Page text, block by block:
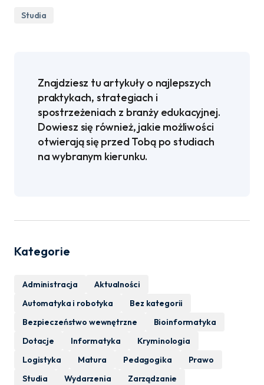
Studia
Znajdziesz tu artykuły o najlepszych
praktykach, strategiach i
spostrzeżeniach z branży edukacyjnej.
Dowiesz się również, jakie możliwości
otwierają się przed Tobą po studiach
na wybranym kierunku.
Kategorie
Administracja
Aktualności
Automatyka i robotyka
Bez kategorii
Bezpieczeństwo wewnętrzne
Bioinformatyka
Dotacje
Informatyka
Kryminologia
Logistyka
Matura Pedagogika
Prawo
Studia
Wydarzenia Zarządzanie